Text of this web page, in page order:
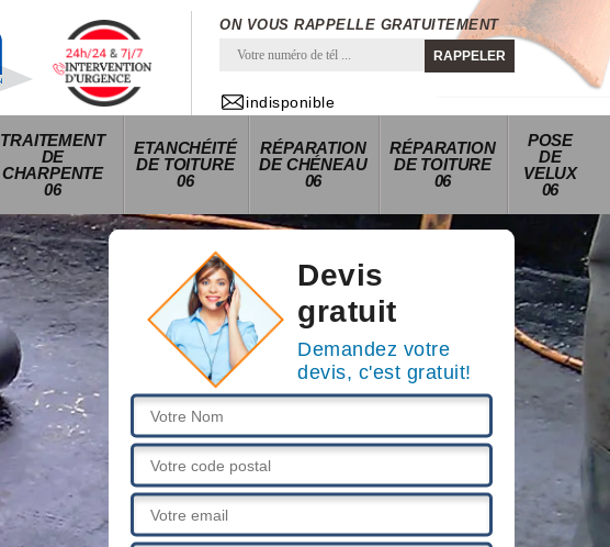
ON VOUS RAPPELLE GRATUITEMENT
indisponible
TRAITEMENT
DE
CHARPENTE
06
ETANCHÉITÉ
DE TOITURE
06
RÉPARATION
DE CHÉNEAU
06
RÉPARATION
DE TOITURE
06
POSE
DE
VELUX
06
Devis
gratuit
Demandez votre
devis, c'est gratuit!